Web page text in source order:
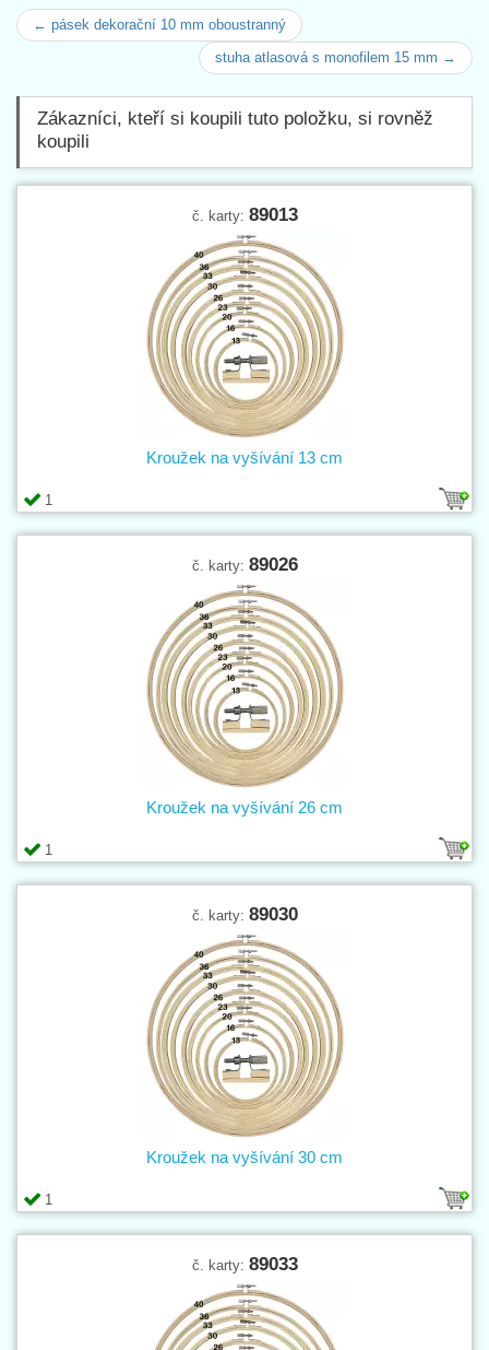
← pásek dekorační 10 mm oboustranný
stuha atlasová s monofilem 15 mm →
Zákazníci, kteří si koupili tuto položku, si rovněž
koupili
č. karty: 89013
1
Kroužek na vyšívání 13 cm
č. karty: 89026
1
Kroužek na vyšívání 26 cm
č. karty: 89030
1
Kroužek na vyšívání 30 cm
č. karty: 89033